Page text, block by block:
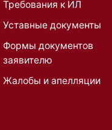
Требования к ИЛ
Уставные документы
Формы документов
заявителю
Жалобы и апелляции